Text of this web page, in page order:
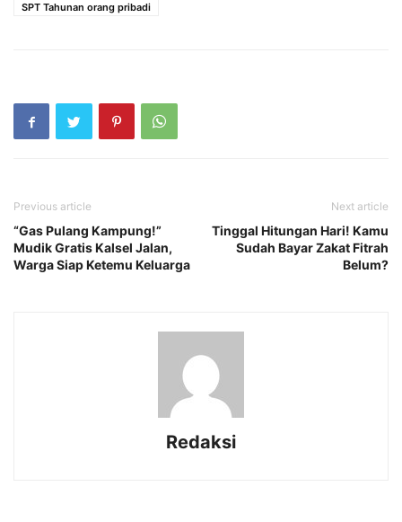
SPT Tahunan orang pribadi
Previous article
“Gas Pulang Kampung!”
Mudik Gratis Kalsel Jalan,
Warga Siap Ketemu Keluarga
Next article
Tinggal Hitungan Hari! Kamu
Sudah Bayar Zakat Fitrah
Belum?
Redaksi